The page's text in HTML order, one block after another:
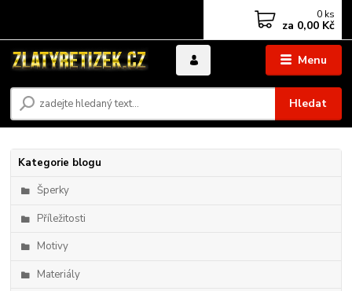
Menu
Hledat
0 ks
za 0,00 Kč
Kategorie blogu
Šperky
Příležitosti
Motivy
Materiály